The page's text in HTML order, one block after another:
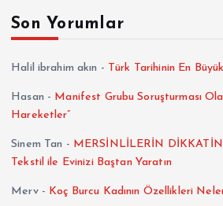
Son Yorumlar
Halil ibrahim akın - Türk Tarihinin En
Hasan - Manifest Grubu Soruşturması
Hareketler”
Sinem Tan - MERSİNLİLERİN
Tekstil ile Evinizi Baştan Yaratın
Merv- Koç Burcu Kadının Özellikleri